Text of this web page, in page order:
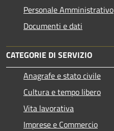
Personale Amministrativo
Documenti e dati
CATEGORIE DI SERVIZIO
Anagrafe e stato civile
Cultura e tempo libero
Vita lavorativa
Imprese e Commercio